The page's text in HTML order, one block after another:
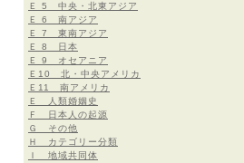
Ｅ 5 中央・北東アジア
Ｅ 6 南アジア
Ｅ 7 東南アジア
Ｅ 8 日本
Ｅ 9 オセアニア
Ｅ10 北・中央アメリカ
Ｅ11 南アメリカ
Ｅ 人類婚姻史
Ｆ 日本人の起源
Ｇ その他
Ｈ カテゴリー分類
Ｉ 地域共同体